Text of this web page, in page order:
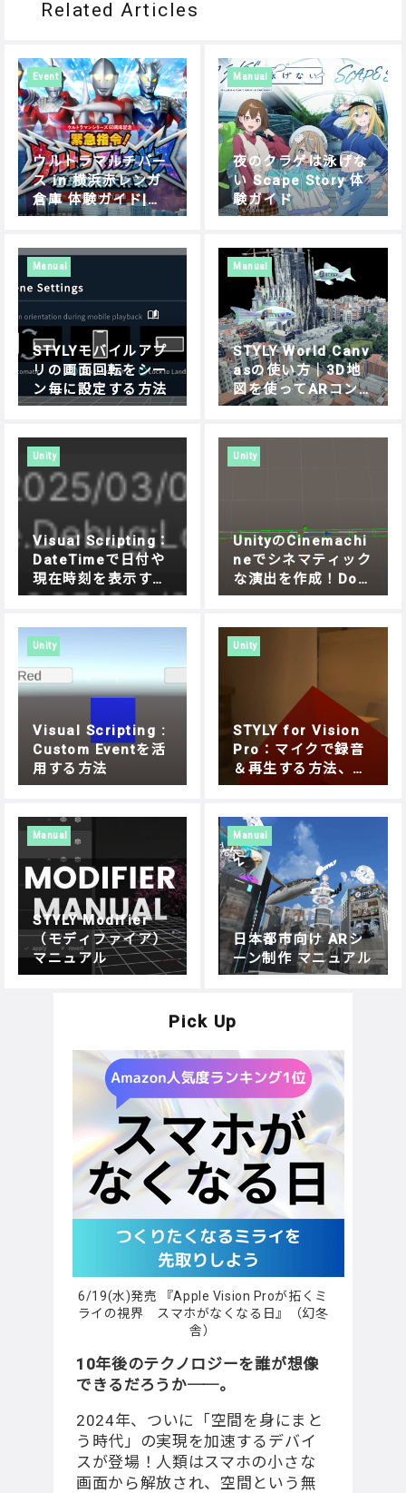
Related Articles
Event
ウルトラマルチバー
ス in 横浜赤レンガ
倉庫 体験ガイド|遊
び方・操作方法を解
Manual
夜のクラゲは泳げな
い Scape Story 体
験ガイド
Manual
STYLYモバイルアプ
リの画面回転をシー
ン毎に設定する方法
Manual
STYLY World Canv
asの使い方｜3D地
図を使ってARコン
テンツを制作する方
Unity
Visual Scripting：
DateTimeで日付や
現在時刻を表示する
方法
Unity
UnityのCinemachi
neでシネマティック
な演出を作成！Doll
y Cartでオブジェク
法
Unity
Visual Scripting :
Custom Eventを活
用する方法
Unity
STYLY for Vision
Pro：マイクで録音
＆再生する方法、Un
ity Visual Scriptin
Manual
STYLY Modifier
（モディファイア）
マニュアル
Manual
日本都市向け ARシ
ーン制作 マニュアル
Pick Up
6/19(水)発売 『Apple Vision Proが拓くミ
ライの視界 スマホがなくなる日』（幻冬
舎）
10年後のテクノロジーを誰が想像
できるだろうか──。
2024年、ついに「空間を身にまと
う時代」の実現を加速するデバイ
スが登場！⼈類はスマホの⼩さな
画⾯から解放され、空間という無